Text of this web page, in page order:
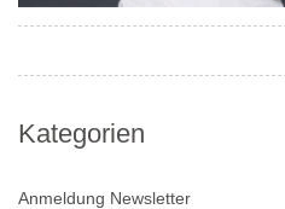
Kategorien
Anmeldung Newsletter